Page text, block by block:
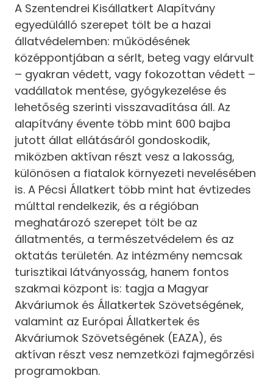
A Szentendrei Kisállatkert Alapítvány
egyedülálló szerepet tölt be a hazai
állatvédelemben: működésének
középpontjában a sérlt, beteg vagy elárvult
– gyakran védett, vagy fokozottan védett –
vadállatok mentése, gyógykezelése és
lehetőség szerinti visszavadítása áll. Az
alapítvány évente több mint 600 bajba
jutott állat ellátásáról gondoskodik,
miközben aktívan részt vesz a lakosság,
különösen a fiatalok környezeti nevelésében
is. A Pécsi Állatkert több mint hat évtizedes
múlttal rendelkezik, és a régióban
meghatározó szerepet tölt be az
állatmentés, a természetvédelem és az
oktatás területén. Az intézmény nemcsak
turisztikai látványosság, hanem fontos
szakmai központ is: tagja a Magyar
Akváriumok és Állatkertek Szövetségének,
valamint az Európai Állatkertek és
Akváriumok Szövetségének (EAZA), és
aktívan részt vesz nemzetközi fajmegőrzési
programokban.